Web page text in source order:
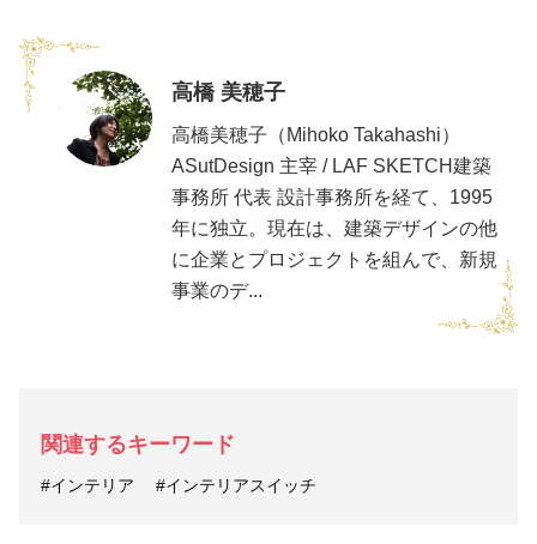
高橋 美穂子
高橋美穂子（Mihoko Takahashi）
ASutDesign 主宰 / LAF SKETCH建築
事務所 代表 設計事務所を経て、1995
年に独立。現在は、建築デザインの他
に企業とプロジェクトを組んで、新規
事業のデ...
関連するキーワード
#インテリア #インテリアスイッチ